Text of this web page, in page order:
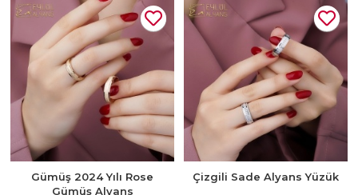
Gümüş 2024 Yılı Rose
Gümüş Alyans
Çizgili Sade Alyans Yüzük